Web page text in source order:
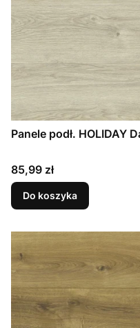
Panele podł. HOLIDAY
Cena
85,99 zł
Do koszyka